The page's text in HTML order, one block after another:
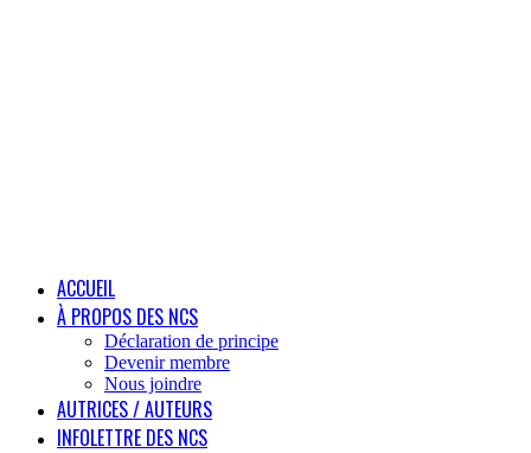
ACCUEIL
À PROPOS DES NCS
Déclaration de principe
Devenir membre
Nous joindre
AUTRICES / AUTEURS
INFOLETTRE DES NCS